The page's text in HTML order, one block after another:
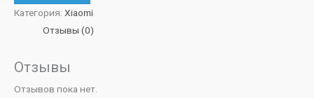
Категория: Xiaomi
Отзывы (0)
Отзывы
Отзывов пока нет.